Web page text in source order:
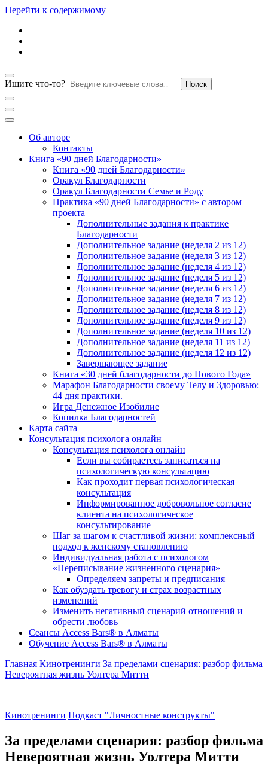
Перейти к содержимому
Ищите что-то?
Практическая
психология для
женщин
Об авторе
Контакты
Книга «90 дней Благодарности»
Книга «90 дней Благодарности»
Оракул Благодарности
Оракул Благодарности Семье и Роду
Практика «90 дней Благодарности» с автором
проекта
Дополнительные задания к практике
Благодарности
Дополнительное задание (неделя 2 из 12)
Дополнительное задание (неделя 3 из 12)
Дополнительное задание (неделя 4 из 12)
Дополнительное задание (неделя 5 из 12)
Дополнительное задание (неделя 6 из 12)
Дополнительное задание (неделя 7 из 12)
Дополнительное задание (неделя 8 из 12)
Дополнительное задание (неделя 9 из 12)
Дополнительное задание (неделя 10 из 12)
Дополнительное задание (неделя 11 из 12)
Дополнительное задание (неделя 12 из 12)
Завершающее задание
Книга «30 дней благодарности до Нового Года»
Марафон Благодарности своему Телу и Здоровью:
44 дня практики.
Игра Денежное Изобилие
Копилка Благодарностей
Карта сайта
Консультация психолога онлайн
Консультация психолога онлайн
Если вы собираетесь записаться на
психологическую консультацию
Как проходит первая психологическая
консультация
Информированное добровольное согласие
клиента на психологическое
консультирование
Шаг за шагом к счастливой жизни: комплексный
подход к женскому становлению
Индивидуальная работа с психологом
«Переписывание жизненного сценария»
Определяем запреты и предписания
Как обуздать тревогу и страх возрастных
изменений
Изменить негативный сценарий отношений и
обрести любовь
Cеансы Access Bars® в Алматы
Обучение Access Bars® в Алматы
Главная Кинотренинги За пределами сценария: разбор фильма
Невероятная жизнь Уолтера Митти
Кинотренинги Подкаст "Личностные конструкты"
За пределами сценария: разбор фильма
Невероятная жизнь Уолтера Митти